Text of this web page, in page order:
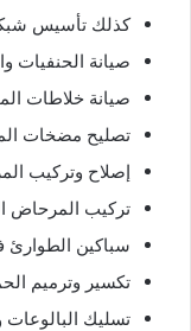
كذلك تأسيس
صيانة الحنفيات
صيانة خلاطات
تصليح مضخات
إصلاح وتركيب
تركيب المرحاض
سباكين
تكسير وترميم
تسليك